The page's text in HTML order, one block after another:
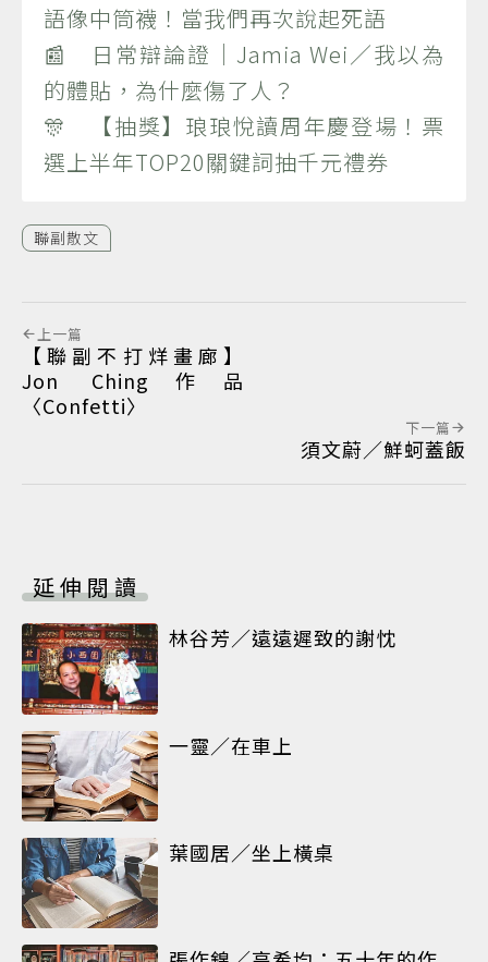
語像中筒襪！當我們再次說起死語
📰 日常辯論證｜Jamia Wei／我以為
的體貼，為什麼傷了人？
🎊 【抽獎】琅琅悅讀周年慶登場！票
選上半年TOP20關鍵詞抽千元禮券
聯副散文
上一篇
【聯副不打烊畫廊】
Jon Ching作品
〈Confetti〉
下一篇
須文蔚／鮮蚵蓋飯
延伸閱讀
林谷芳／遠遠遲致的謝忱
一靈／在車上
葉國居／坐上橫桌